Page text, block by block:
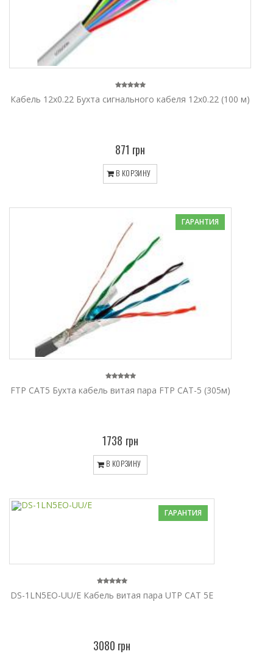
Кабель 12x0.22 Бухта сигнального кабеля 12x0.22 (100 м)
871 грн
В КОРЗИНУ
ГАРАНТИЯ
FTP CAT5 Бухта кабель витая пара FTP CAT-5 (305м)
1738 грн
В КОРЗИНУ
ГАРАНТИЯ
DS-1LN5EO-UU/E Кабель витая пара UTP CAT 5E
3080 грн